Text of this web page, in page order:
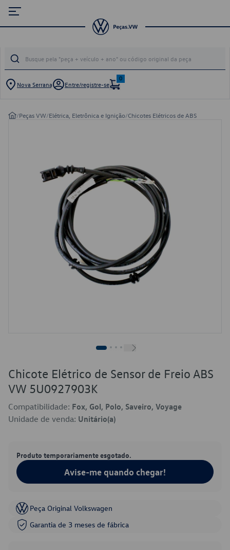
Nova Serrana Entre/registre-se
0
/Peças VW/Elétrica, Eletrônica e Ignição/Chicotes Elétricos de ABS
Chicote Elétrico de Sensor de Freio ABS
VW 5U0927903K
Compatibilidade: Fox, Gol, Polo, Saveiro, Voyage
Unidade de venda: Unitário(a)
Produto temporariamente esgotado.
Avise-me quando chegar!
Peça Original Volkswagen
Garantia de 3 meses de fábrica